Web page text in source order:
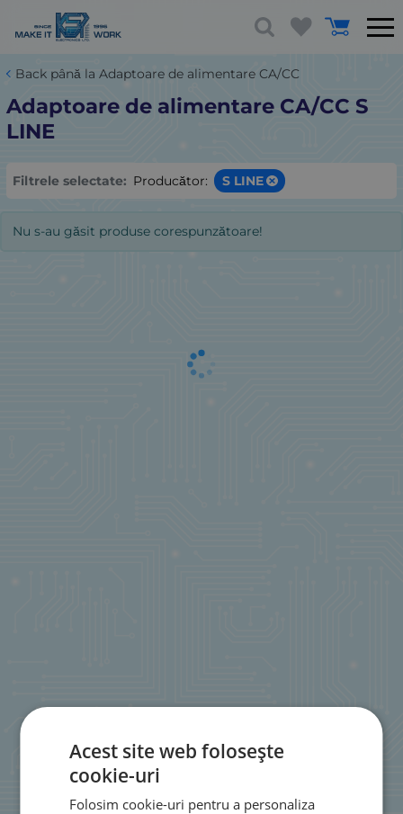
Back până la Adaptoare de alimentare CA/CC
Adaptoare de alimentare CA/CC S
LINE
Filtrele selectate: Producător: S LINE
Nu s-au găsit produse corespunzătoare!
Acest site web folosește
cookie-uri
Folosim cookie-uri pentru a personaliza